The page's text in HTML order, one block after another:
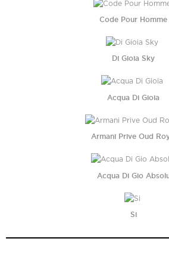
Code Pour Homme
Di Gioia Sky
Acqua Di Gioia
Armani Prive Oud
Acqua Di Gio
Si